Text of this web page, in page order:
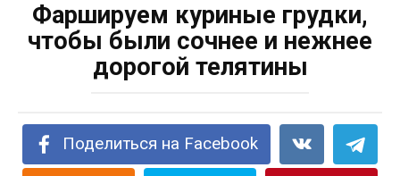
Фаршируем куриные грудки,
чтобы были сочнее и нежнее
дорогой телятины
Поделиться на Facebook